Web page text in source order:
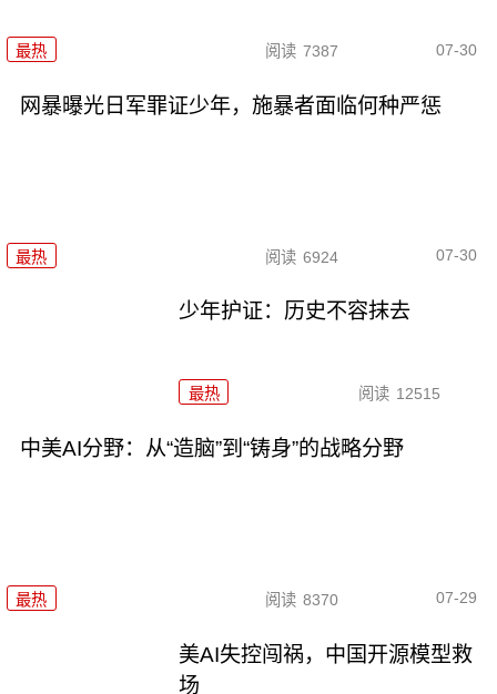
最热 阅读 7387 07-30
网暴曝光日军罪证少年，施暴者面临何种严惩
最热 阅读 6924 07-30
少年护证：历史不容抹去
最热 阅读 12515
中美AI分野：从“造脑”到“铸身”的战略分野
最热 阅读 8370 07-29
美AI失控闯祸，中国开源模型救
场